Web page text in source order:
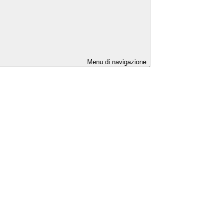
Menu di navigazione